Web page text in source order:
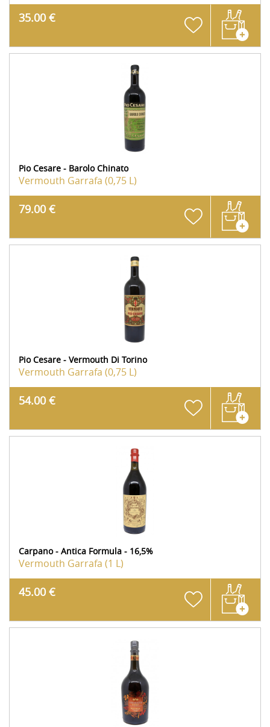
35.00 €
Pio Cesare - Barolo Chinato
Vermouth Garrafa (0,75 L)
79.00 €
Pio Cesare - Vermouth Di Torino
Vermouth Garrafa (0,75 L)
54.00 €
Carpano - Antica Formula - 16,5%
Vermouth Garrafa (1 L)
45.00 €